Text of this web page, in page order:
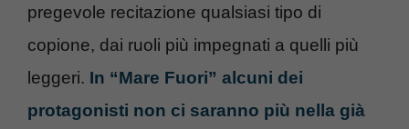
pregevole recitazione qualsiasi tipo di
copione, dai ruoli più impegnati a quelli più
leggeri. In “Mare Fuori” alcuni dei
protagonisti non ci saranno più nella già